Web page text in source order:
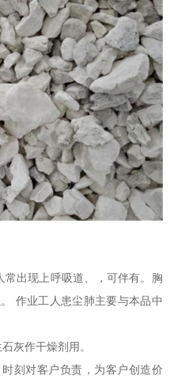
出现上呼吸道、，可伴有。胸
作业工人患尘肺主要与本品中
灰作干燥剂用。
刻对客户负责，为客户创造价